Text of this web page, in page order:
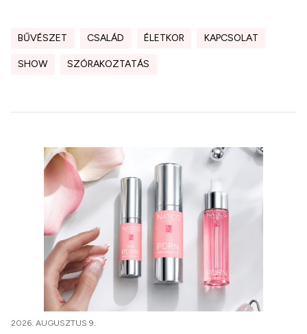
BŰVÉSZET CSALÁD ÉLETKOR KAPCSOLAT
SHOW SZÓRAKOZTATÁS
2026. AUGUSZTUS 9.